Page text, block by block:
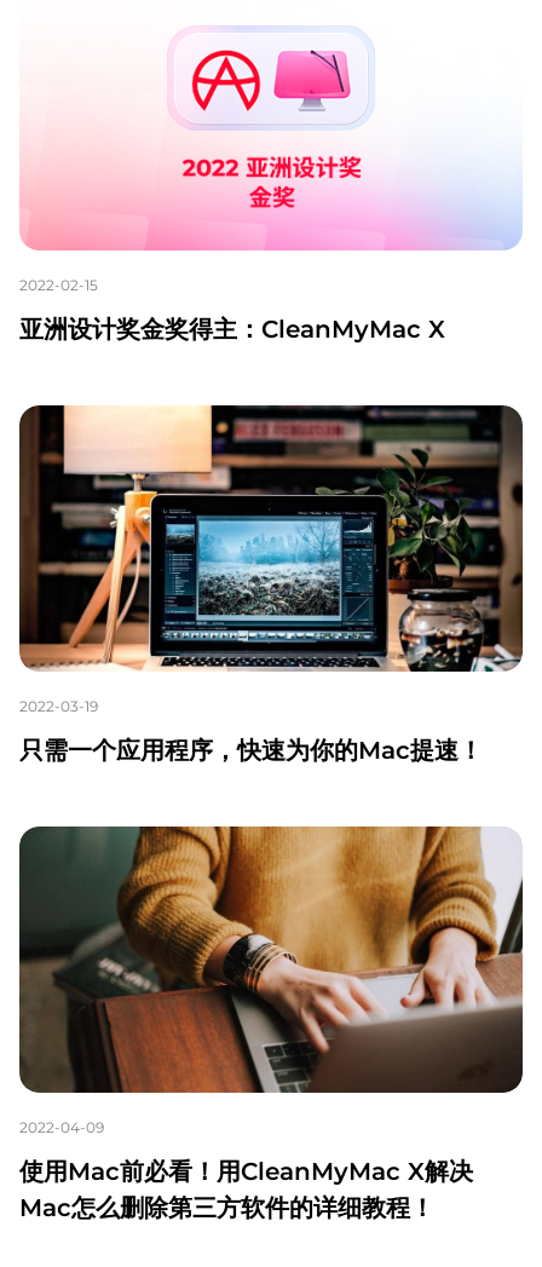
2022-02-15
亚洲设计奖金奖得主：CleanMyMac X
2022-03-19
只需一个应用程序，快速为你的Mac提速！
2022-04-09
使用Mac前必看！用CleanMyMac X解决
Mac怎么删除第三方软件的详细教程！